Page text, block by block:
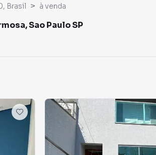
Brasil à venda
Sao Paulo SP